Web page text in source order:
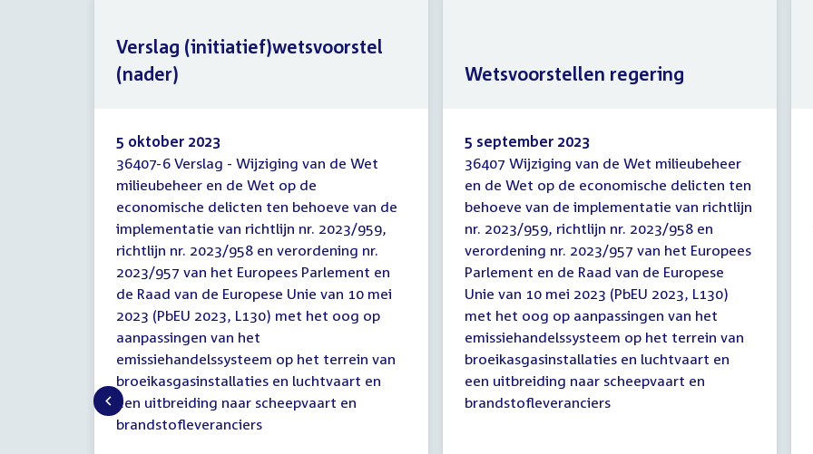
Verslag
(initiatief)wetsvoorstel
(nader)
5 oktober 2023
36407-6 Verslag - Wijziging van de Wet
milieubeheer en de Wet op de
economische delicten ten behoeve van de
implementatie van richtlijn nr. 2023/959,
richtlijn nr. 2023/958 en verordening nr.
2023/957 van het Europees Parlement en
de Raad van de Europese Unie van 10 mei
2023 (PbEU 2023, L130) met het oog op
aanpassingen van het
emissiehandelssysteem op het terrein van
broeikasgasinstallaties en luchtvaart en
een uitbreiding naar scheepvaart en
brandstofleveranciers
Verslag (initiatief)wetsvoorstel
(nader)
Wetsvoorstellen
regering
5 september 2023
36407 Wijziging van de Wet milieubeheer
en de Wet op de economische delicten ten
behoeve van de implementatie van richtlijn
nr. 2023/959, richtlijn nr. 2023/958 en
verordening nr. 2023/957 van het Europees
Parlement en de Raad van de Europese
Unie van 10 mei 2023 (PbEU 2023, L130)
met het oog op aanpassingen van het
emissiehandelssysteem op het terrein van
broeikasgasinstallaties en luchtvaart en
een uitbreiding naar scheepvaart en
brandstofleveranciers
Wetsvoorstellen regering